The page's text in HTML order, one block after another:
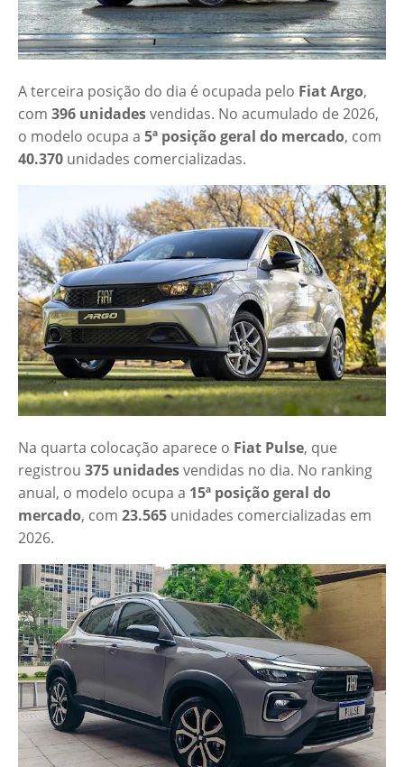
A terceira posição do dia é ocupada pelo Fiat Argo,
com 396 unidadesvendidas. No acumulado de 2026,
o modelo ocupa a 5ª posição geral do mercado, com
40.370 unidades comercializadas.
Na quarta colocação aparece o Fiat Pulse, que
registrou 375 unidadesvendidas no dia. No ranking
anual, o modelo ocupa a 15ª posição geral do
mercado, com 23.565 unidades comercializadas em
2026.